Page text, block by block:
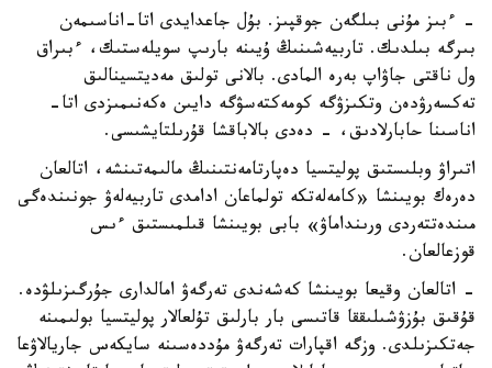
- ءبىز مۇنى بىلگەن جوقپىز. بۇل جاعدايدى اتا-اناسىمەن
بىرگە بىلدىك. تاربيەشىنىڭ ۇيىنە بارىپ سويلەستىك، ءبىراق
ول ناقتى جاۋاپ بەرە المادى. بالانى تولىق مەديتسينالىق
تەكسەرۋدەن وتكىزۋگە كومەكتەسۋگە دايىن ەكەنىمىزدى اتا-
اناسىنا حابارلادىق، - دەدى بالاباقشا قۇرىلتايشىسى.
اتىراۋ وبلىستىق پوليتسيا دەپارتامەنتىنىڭ مالىمەتىنشە، اتالعان
دەرەك بويىنشا «كامەلەتكە تولماعان ادامدى تاربيەلەۋ جونىندەگى
مىندەتتەردى ورىنداماۋ» بابى بويىنشا قىلمىستىق ءىس
قوزعالعان.
- اتالعان وقيعا بويىنشا كەشەندى تەرگەۋ امالدارى جۇرگىزىلۋدە.
قۇقىق بۇزۋشىلىققا قاتىسى بار بارلىق تۇلعالار پوليتسيا بولىمىنە
جەتكىزىلدى. وزگە اقپارات تەرگەۋ مۇددەسىنە سايكەس جاريالاۋعا